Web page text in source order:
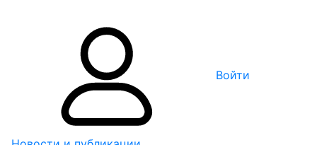
Войти